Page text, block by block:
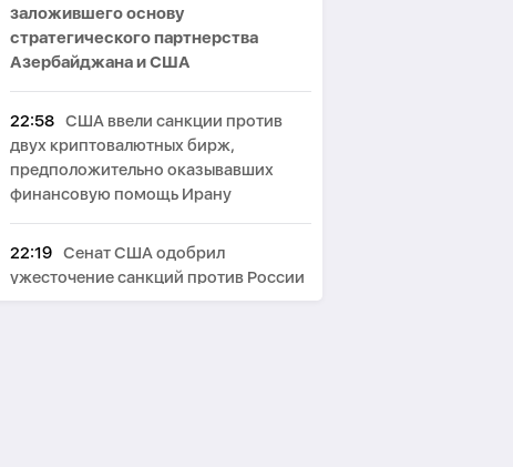
заложившего основу
стратегического партнерства
Азербайджана и США
22:58 США ввели санкции против
двух криптовалютных бирж,
предположительно оказывавших
финансовую помощь Ирану
22:19 Сенат США одобрил
ужесточение санкций против России
и Ирана